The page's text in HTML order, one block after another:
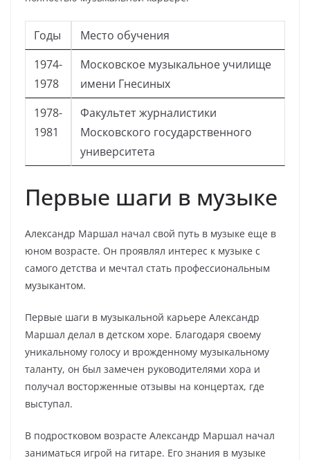
Годы
Место обучения
1974-
1978
Московское музыкальное училище
имени Гнесиных
1978-
1981
Факультет журналистики
Московского государственного
университета
Первые шаги в музыке
Александр Маршал начал свой путь в музыке еще в
юном возрасте. Он проявлял интерес к музыке с
самого детства и мечтал стать профессиональным
музыкантом.
Первые шаги в музыкальной карьере Александр
Маршал делал в детском хоре. Благодаря своему
уникальному голосу и врожденному музыкальному
таланту, он был замечен руководителями хора и
получал восторженные отзывы на концертах, где
выступал.
В подростковом возрасте Александр Маршал начал
заниматься игрой на гитаре. Его знания в музыке